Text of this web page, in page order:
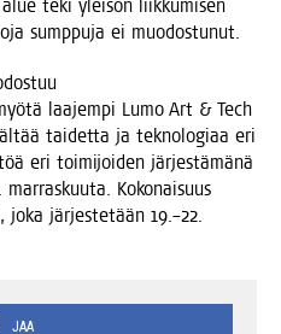
teki ylei­sön liik­ku­mi­sen
sump­pu­ja ei muodostunut.
laa­jem­pi Lumo Art & Tech
tai­det­ta ja tek­no­lo­gi­aa eri
eri toi­mi­joi­den jär­jes­tä­mä­nä
mar­ras­kuu­ta. Koko­nai­suus
jär­jes­te­tään 19.–22.
JAA